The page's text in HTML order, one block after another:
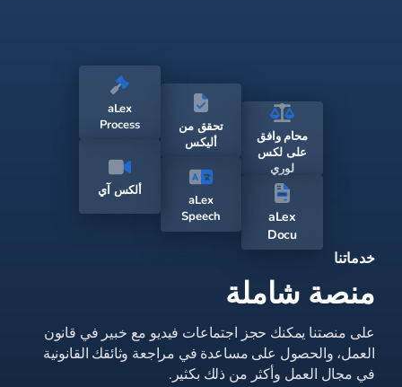
محام وافق
على لكس
لوري
تحقق من
أليكس
aLex
Process
aLex
Docu
aLex
Speech
ألكس آي
خدماتنا
منصة شاملة
على منصتنا يمكنك حجز اجتماعات فيديو مع خبير في قانون
العمل، والحصول على مساعدة في مراجعة وثائقك القانونية
في مجال العمل وأكثر من ذلك بكثير.